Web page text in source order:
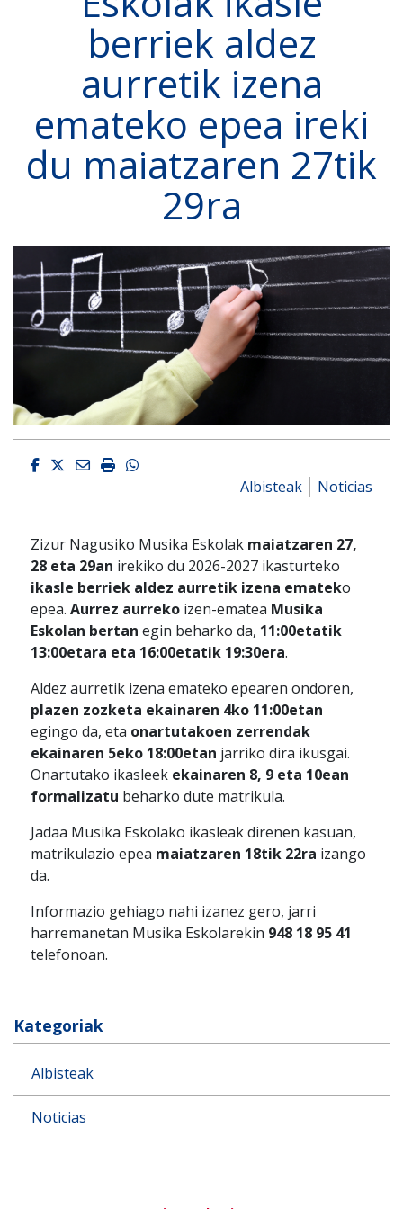
berriek aldez
aurretik izena
emateko epea ireki
du maiatzaren 27tik
29ra
Facebook
Twitter
EmailImprimirWhatsapp
Albisteak
Noticias
Zizur Nagusiko Musika Eskolak maiatzaren 27,
28 eta 29an irekiko du 2026-2027 ikasturteko
ikasle berriek aldez aurretik izena emateko
epea. Aurrez aurrekoizen-ematea Musika
Eskolan bertan egin beharko da, 11:00etatik
13:00etara eta 16:00etatik 19:30era.
Aldez aurretik izena emateko epearen ondoren,
plazen zozketa ekainaren 4ko 11:00etan
egingo da, eta onartutakoen zerrendak
ekainaren 5eko 18:00etan jarriko dira ikusgai.
Onartutako ikasleek ekainaren 8, 9 eta 10ean
formalizatu beharko dute matrikula.
Jadaa Musika Eskolako ikasleak direnen kasuan,
matrikulazio epea maiatzaren 18tik 22ra izango
da.
Informazio gehiago nahi izanez gero, jarri
harremanetan Musika Eskolarekin 948 18 95 41
telefonoan.
Kategoriak
Albisteak
Noticias